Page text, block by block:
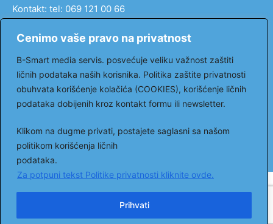
Cenimo vaše pravo na privatnost
B-Smart media servis. posvećuje veliku važnost zaštiti
ličnih podataka naših korisnika. Politika zaštite privatnosti
obuhvata korišćenje kolačića (COOKIES), korišćenje ličnih
podataka dobijenih kroz kontakt formu ili newsletter.
Klikom na dugme privati, postajete saglasni sa našom
politikom korišćenja ličnih
podataka.
Za potpuni tekst Politike privatnosti kliknite ovde.
Prihvati
Kontakt: tel: 069 121 00 66
Pratite nas
Facebook Youtube
© 2023. All rights reserved. Moja ordinacija portal.